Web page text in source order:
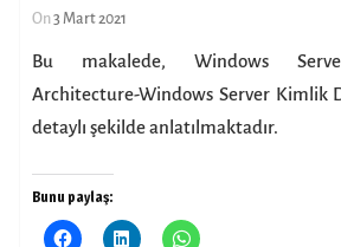
On3 Mart 2021
Bu makalede, Windows
Architecture-Windows Server Kimlik
detaylı şekilde anlatılmaktadır.
Bunu paylaş: